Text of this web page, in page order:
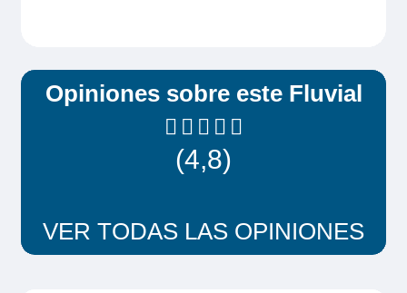
Opiniones sobre este Fluvial
(4,8)
VER TODAS LAS OPINIONES